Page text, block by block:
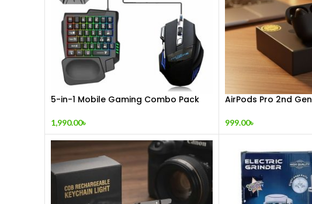
5-in-1 Mobile Gaming Combo Pack
1,990.00৳
AirPods Pro 2nd Gen
999.00৳